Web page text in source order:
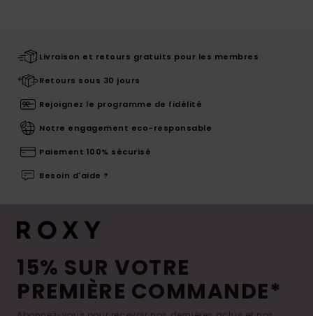
Livraison et retours gratuits pour les membres
Retours sous 30 jours
Rejoignez le programme de fidélité
Notre engagement eco-responsable
Paiement 100% sécurisé
Besoin d'aide ?
15% SUR VOTRE
PREMIÈRE COMMANDE*